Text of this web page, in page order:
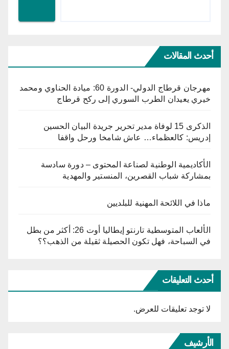
أحدث المقالات
مهرجان قرطاج الدولي- الدورة 60: ميادة الحناوي ومحمد
خيري يعيدان الطرب السوري إلى ركح قرطاج
الذكرى 15 لوفاة مدير تحرير جريدة البيان الحسين
إدريس: كالعظماء… عاش شامخا ورحل واقفا
الأكاديمية الوطنية لصناعة المحتوى – دورة سادسة
بمشاركة شباب القصرين، المنستير والمهدية
ماذا في اللائحة المهنية للبلديين
الألعاب المتوسطية تارنتو إيطاليا أوت 26: أكثر من بطل
في السباحة، فهل تكون الحصيلة ثقيلة من الذهب؟؟
أحدث التعليقات
لا توجد تعليقات للعرض.
الأرشيف